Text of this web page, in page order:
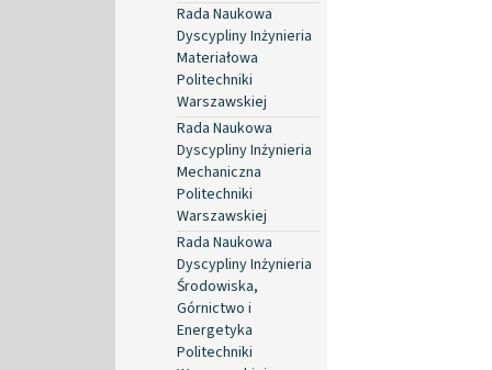
Rada Naukowa
Dyscypliny Inżynieria
Materiałowa
Politechniki
Warszawskiej
Rada Naukowa
Dyscypliny Inżynieria
Mechaniczna
Politechniki
Warszawskiej
Rada Naukowa
Dyscypliny Inżynieria
Środowiska,
Górnictwo i
Energetyka
Politechniki